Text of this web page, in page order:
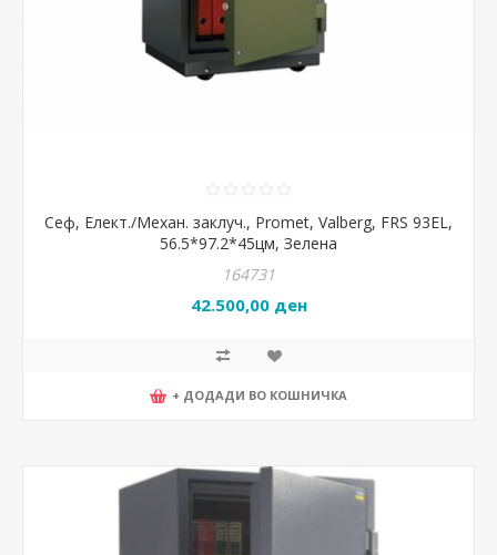
Сеф, Елект./Механ. заклуч., Promet, Valberg, FRS 93EL,
56.5*97.2*45цм, Зелена
164731
42.500,00 ден
+ ДОДАДИ ВО КОШНИЧКА